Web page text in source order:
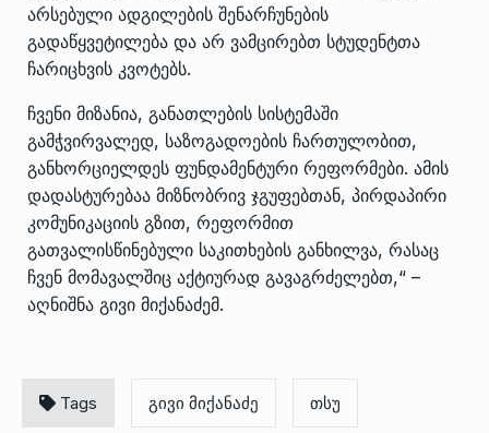
არსებული ადგილების შენარჩუნების
გადაწყვეტილება და არ ვამცირებთ სტუდენტთა
ჩარიცხვის კვოტებს.
ჩვენი მიზანია, განათლების სისტემაში
გამჭვირვალედ, საზოგადოების ჩართულობით,
განხორციელდეს ფუნდამენტური რეფორმები. ამის
დადასტურებაა მიზნობრივ ჯგუფებთან, პირდაპირი
კომუნიკაციის გზით, რეფორმით
გათვალისწინებული საკითხების განხილვა, რასაც
ჩვენ მომავალშიც აქტიურად გავაგრძელებთ,“ –
აღნიშნა გივი მიქანაძემ.
Tags გივი მიქანაძე თსუ